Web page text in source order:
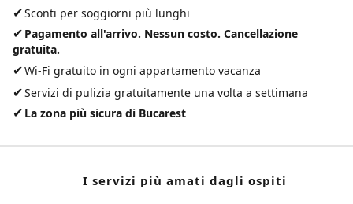
✔Sconti per soggiorni più lunghi
✔ Pagamento all'arrivo. Nessun costo. Cancellazione
gratuita.
✔Wi-Fi gratuito in ogni appartamento vacanza
✔Servizi di pulizia gratuitamente una volta a settimana
✔ La zona più sicura di Bucarest
I servizi più amati dagli ospiti